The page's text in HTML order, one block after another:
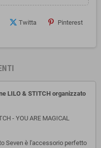
Twitta Pinterest
LILO & STITCH organizzato
- YOU ARE MAGICAL
Seven è l'accessorio perfetto